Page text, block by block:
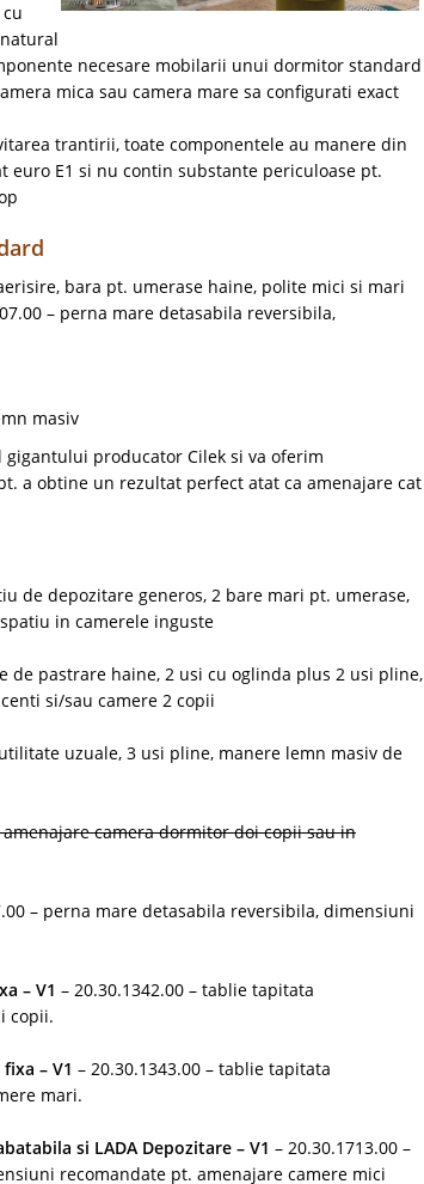
necesare mobilarii unui dormitor standard
mica sau camera mare sa configurati exact
trantirii, toate componentele au manere din
E1 si nu contin substante periculoase pt.
bara pt. umerase haine, polite mici si mari
– perna mare detasabila reversibila,
masiv
producator Cilek si va oferim
a obtine un rezultat perfect atat ca amenajare cat
de depozitare generos, 2 bare mari pt. umerase,
in camerele inguste
de pastrare haine, 2 usi cu oglinda plus 2 usi pline,
si/sau camere 2 copii
uzuale, 3 usi pline, manere lemn masiv de
camera dormitor doi copii sau in
– perna mare detasabila reversibila, dimensiuni
– V1 – 20.30.1342.00 – tablie tapitata
copii.
– V1 – 20.30.1343.00 – tablie tapitata
mari.
si LADA Depozitare – V1 – 20.30.1713.00 –
recomandate pt. amenajare camere mici